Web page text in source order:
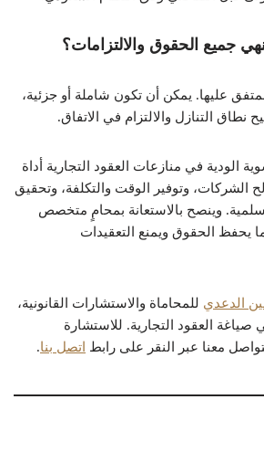
جميع الحقوق والالتزامات؟
عليها. يمكن أن تكون شاملة أو جزئية،
التنازل والالتزام في الاتفاق.
الودية في منازعات العقود التجارية أداة
الشركات، وتوفير الوقت والتكلفة، وتحقيق
وينصح بالاستعانة بمحامٍ متخصص
يحفظ الحقوق ويمنع التعقيدات
الدعدي للمحاماة والاستشارات القانونية،
العقود التجارية. للاستشارة
معنا عبر النقر على رابط اتصل بنا.